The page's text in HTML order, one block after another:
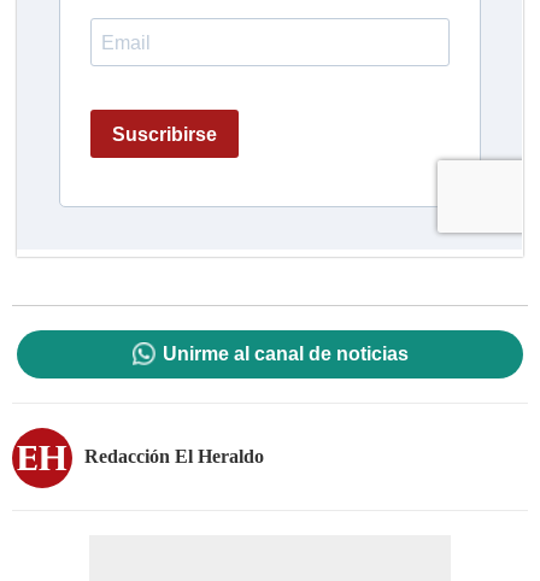
Unirme al canal de noticias
Redacción El Heraldo